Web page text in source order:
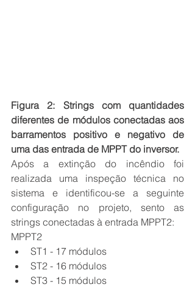
Figura 2: Strings com quantidades
diferentes de módulos conectadas aos
barramentos positivo e negativo de
uma das entrada de MPPT do inversor.
Após a extinção do incêndio foi
realizada uma inspeção técnica no
sistema e identificou-se a seguinte
configuração no projeto, sento as
strings conectadas à entrada MPPT2:
MPPT2
ST1 - 17 módulos
ST2 - 16 módulos
ST3 - 15 módulos